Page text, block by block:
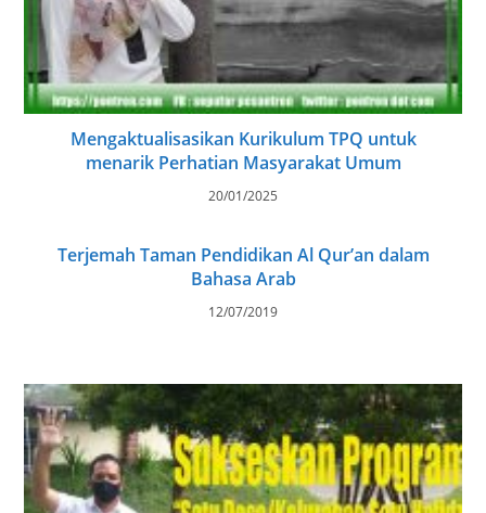
Mengaktualisasikan Kurikulum TPQ untuk
menarik Perhatian Masyarakat Umum
20/01/2025
Terjemah Taman Pendidikan Al Qur’an dalam
Bahasa Arab
12/07/2019